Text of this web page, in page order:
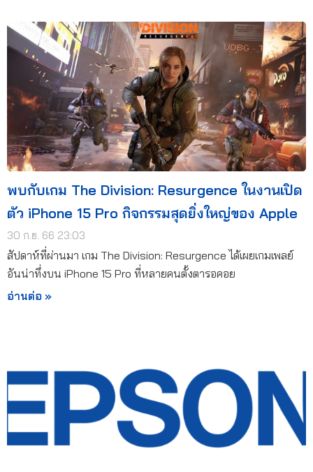
พบกับเกม The Division: Resurgence ในงานเปิด
ตัว iPhone 15 Pro กิจกรรมสุดยิ่งใหญ่ของ Apple
30 ก.ย. 66 23:03
สัปดาห์ที่ผ่านมา เกม The Division: Resurgence ได้เผยเกมเพลย์
อันน่าทึ่งบน iPhone 15 Pro ที่หลายคนตั้งตารอคอย
อ่านต่อ »